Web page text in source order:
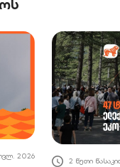
2026
2 წუთი